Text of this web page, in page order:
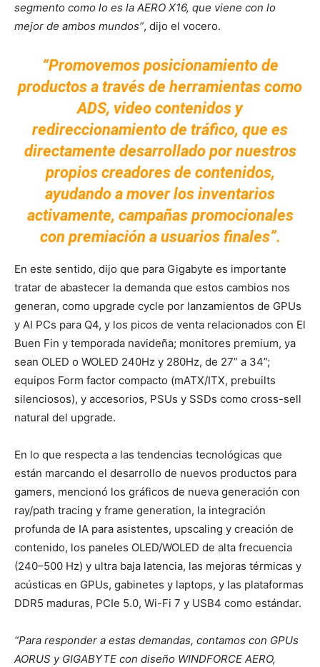
segmento como lo es la AERO X16, que viene con lo
mejor de ambos mundos”, dijo el vocero.
“Promovemos posicionamiento de
productos a través de herramientas como
ADS, video contenidos y
redireccionamiento de tráfico, que es
directamente desarrollado por nuestros
propios creadores de contenidos,
ayudando a mover los inventarios
activamente, campañas promocionales
con premiación a usuarios finales”.
En este sentido, dijo que para Gigabyte es importante
tratar de abastecer la demanda que estos cambios nos
generan, como upgrade cycle por lanzamientos de GPUs
y AI PCs para Q4, y los picos de venta relacionados con El
Buen Fin y temporada navideña; monitores premium, ya
sean OLED o WOLED 240Hz y 280Hz, de 27” a 34”;
equipos Form factor compacto (mATX/ITX, prebuilts
silenciosos), y accesorios, PSUs y SSDs como cross-sell
natural del upgrade.
En lo que respecta a las tendencias tecnológicas que
están marcando el desarrollo de nuevos productos para
gamers, mencionó los gráficos de nueva generación con
ray/path tracing y frame generation, la integración
profunda de IA para asistentes, upscaling y creación de
contenido, los paneles OLED/WOLED de alta frecuencia
(240–500 Hz) y ultra baja latencia, las mejoras térmicas y
acústicas en GPUs, gabinetes y laptops, y las plataformas
DDR5 maduras, PCIe 5.0, Wi-Fi 7 y USB4 como estándar.
“Para responder a estas demandas, contamos con GPUs
AORUS y GIGABYTE con diseño WINDFORCE AERO,